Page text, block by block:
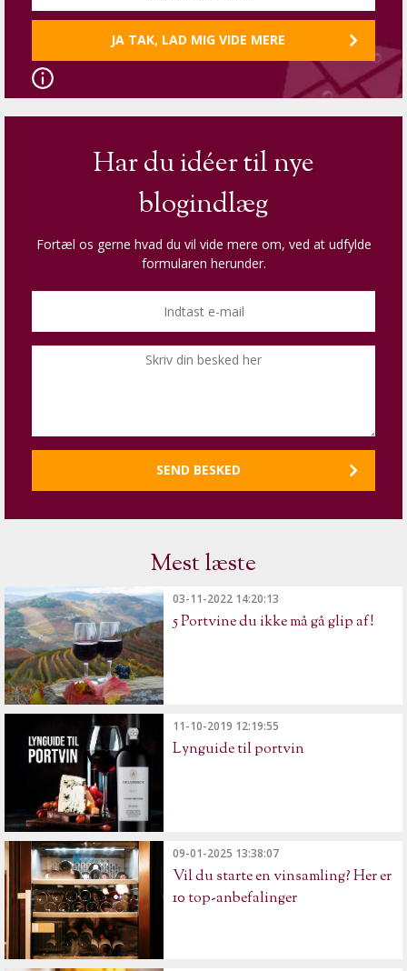
Har du idéer til nye
blogindlæg
Fortæl os gerne hvad du vil vide mere om, ved at udfylde
formularen herunder.
Mest læste
03-11-2022 14:20:13
5 Portvine du ikke må gå glip af!
11-10-2019 12:19:55
Lynguide til portvin
09-01-2025 13:38:07
Vil du starte en vinsamling? Her er
10 top-anbefalinger